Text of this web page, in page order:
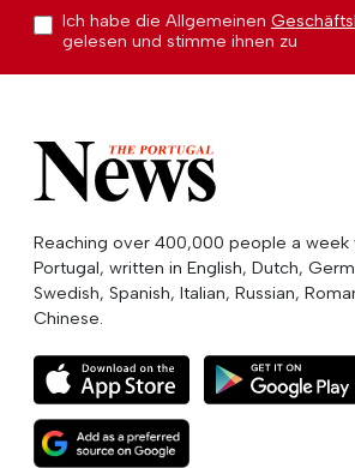
Ich habe die Allgemeinen
gelesen und stimme ihnen zu
Reaching over 400,000 people a week
Portugal, written in English, Dutch,
Swedish, Spanish, Italian, Russian,
Chinese.